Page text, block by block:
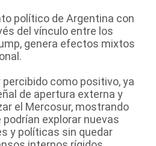
político de Argentina con
del vínculo entre los
genera efectos mixtos
percibido como positivo, ya
de apertura externa y
el Mercosur, mostrando
explorar nuevas
y políticas sin quedar